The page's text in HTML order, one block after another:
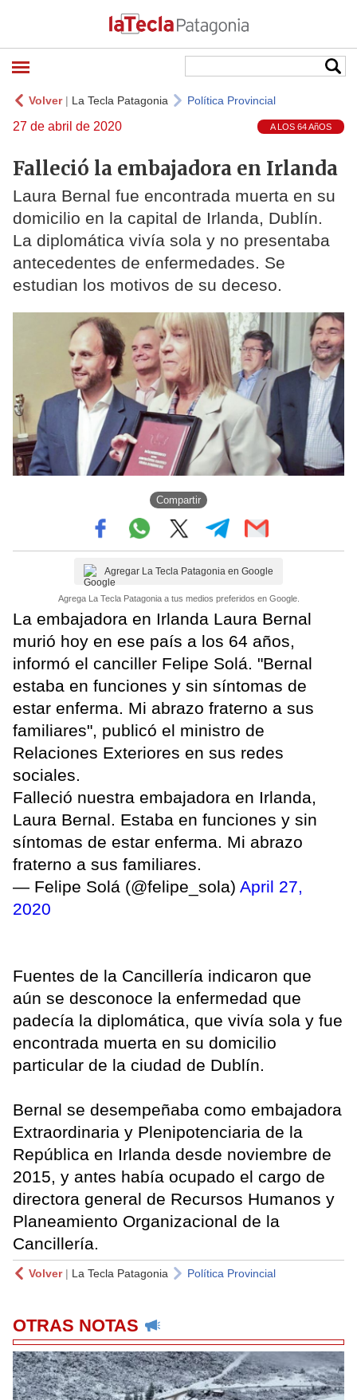
Volver| La Tecla Patagonia Política Provincial
27 de abril de 2020 A LOS 64 AñOS
Falleció la embajadora en Irlanda
Laura Bernal fue encontrada muerta en su
domicilio en la capital de Irlanda, Dublín.
La diplomática vivía sola y no presentaba
antecedentes de enfermedades. Se
estudian los motivos de su deceso.
Compartir
Agregar La Tecla Patagonia en Google
Agrega La Tecla Patagonia a tus medios preferidos en Google.
La embajadora en Irlanda Laura Bernal
murió hoy en ese país a los 64 años,
informó el canciller Felipe Solá. "Bernal
estaba en funciones y sin síntomas de
estar enferma. Mi abrazo fraterno a sus
familiares", publicó el ministro de
Relaciones Exteriores en sus redes
sociales.
Falleció nuestra embajadora en Irlanda,
Laura Bernal. Estaba en funciones y sin
síntomas de estar enferma. Mi abrazo
fraterno a sus familiares.
— Felipe Solá (@felipe_sola) April 27,
2020
Fuentes de la Cancillería indicaron que
aún se desconoce la enfermedad que
padecía la diplomática, que vivía sola y fue
encontrada muerta en su domicilio
particular de la ciudad de Dublín.
Bernal se desempeñaba como embajadora
Extraordinaria y Plenipotenciaria de la
República en Irlanda desde noviembre de
2015, y antes había ocupado el cargo de
directora general de Recursos Humanos y
Planeamiento Organizacional de la
Cancillería.
Volver| La Tecla Patagonia Política Provincial
OTRAS NOTAS